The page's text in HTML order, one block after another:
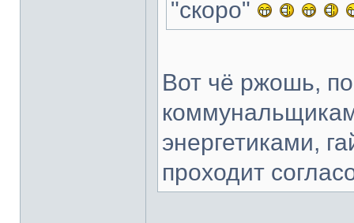
"скоро"
Вот чё ржошь,
энергетиками,
проходит